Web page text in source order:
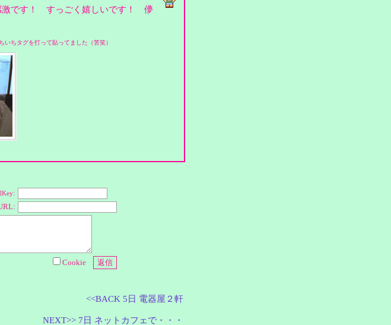
激です！ すっごく嬉しいです！ 儚
ちタグを打って貼ってました（苦笑）
:
Cookie
<<BACK 5日 電器屋２軒
NEXT>> 7日 ネットカフェで・・・